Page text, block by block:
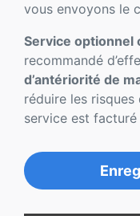
vous envoyons le
Service optionnel
recommandé
d’antériorité de
réduire les risques
service est facturé